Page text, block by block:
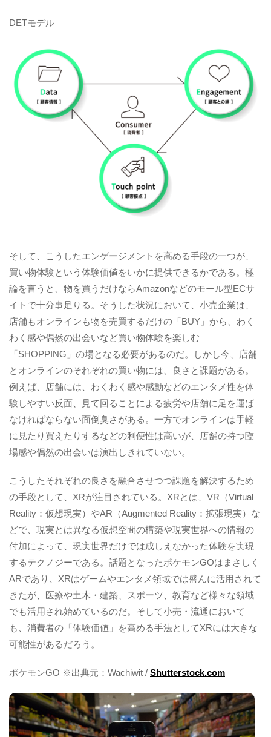
DETモデル
そして、こうしたエンゲージメントを高める手段の一つが、
買い物体験という体験価値をいかに提供できるかである。極
論を言うと、物を買うだけならAmazonなどのモール型ECサ
イトで十分事足りる。そうした状況において、小売企業は、
店舗もオンラインも物を売買するだけの「BUY」から、わく
わく感や偶然の出会いなど買い物体験を楽しむ
「SHOPPING」の場となる必要があるのだ。しかし今、店舗
とオンラインのそれぞれの買い物には、良さと課題がある。
例えば、店舗には、わくわく感や感動などのエンタメ性を体
験しやすい反面、見て回ることによる疲労や店舗に足を運ば
なければならない面倒臭さがある。一方でオンラインは手軽
に見たり買えたりするなどの利便性は高いが、店舗の持つ臨
場感や偶然の出会いは演出しきれていない。
こうしたそれぞれの良さを融合させつつ課題を解決するため
の手段として、XRが注目されている。XRとは、VR（Virtual
Reality：仮想現実）やAR（Augmented Reality：拡張現実）な
どで、現実とは異なる仮想空間の構築や現実世界への情報の
付加によって、現実世界だけでは成しえなかった体験を実現
するテクノジーである。話題となったポケモンGOはまさしく
ARであり、XRはゲームやエンタメ領域では盛んに活用されて
きたが、医療や土木・建築、スポーツ、教育など様々な領域
でも活用され始めているのだ。そして小売・流通において
も、消費者の「体験価値」を高める手法としてXRには大きな
可能性があるだろう。
ポケモンGO ※出典元：Wachiwit / Shutterstock.com